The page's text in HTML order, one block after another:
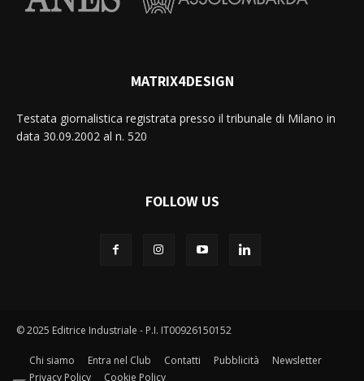
MATRIX4DESIGN
Testata giornalistica registrata presso il tribunale di Milano in
data 30.09.2002 al n. 520
FOLLOW US
© 2025 Editrice Industriale - P.I. IT00926150152
Chi siamo Entra nel Club Contatti Pubblicità
Newsletter
Privacy Policy
Cookie Policy